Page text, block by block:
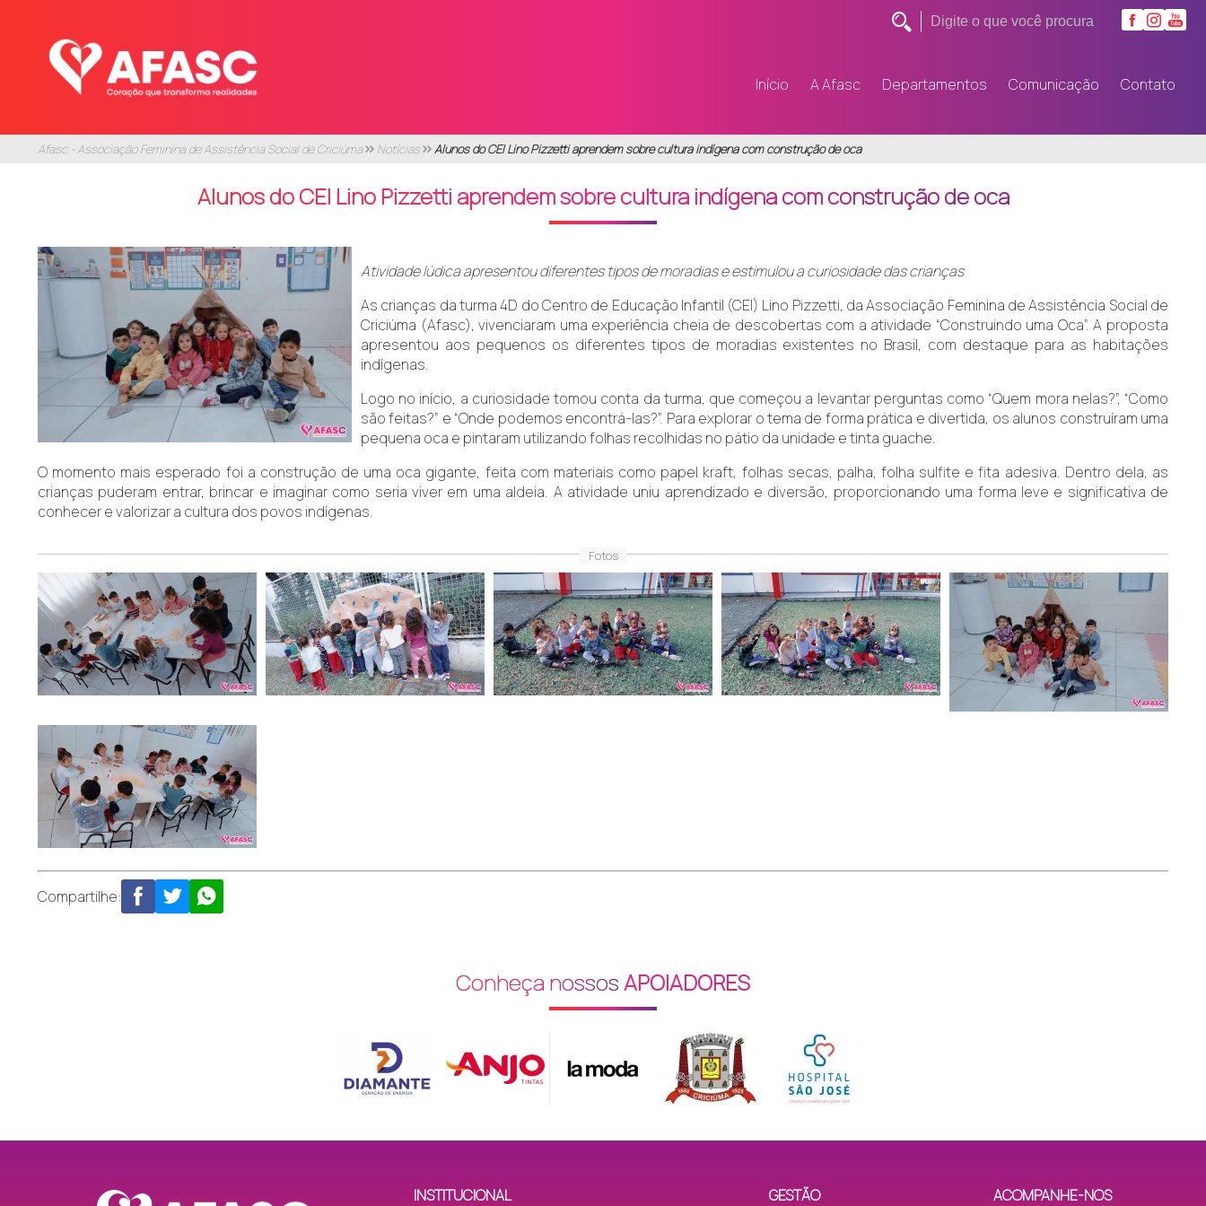
Início A Afasc Departamentos Comunicação Contato
Afasc - Associação Feminina de Assistência Social de Criciúma Notícias Alunos do CEI Lino Pizzetti aprendem sobre cultura indígena com construção de oca
Alunos do CEI Lino Pizzetti aprendem sobre cultura indígena com construção de oca
Atividade lúdica apresentou diferentes tipos de moradias e estimulou a curiosidade das crianças
As crianças da turma 4D do Centro de Educação Infantil (CEI) Lino Pizzetti, da Associação Feminina de Assistência Social de
Criciúma (Afasc), vivenciaram uma experiência cheia de descobertas com a atividade “Construindo uma Oca”. A proposta
apresentou aos pequenos os diferentes tipos de moradias existentes no Brasil, com destaque para as habitações
indígenas.
Logo no início, a curiosidade tomou conta da turma, que começou a levantar perguntas como “Quem mora nelas?”, “Como
são feitas?” e “Onde podemos encontrá-las?”. Para explorar o tema de forma prática e divertida, os alunos construíram uma
pequena oca e pintaram utilizando folhas recolhidas no pátio da unidade e tinta guache.
O momento mais esperado foi a construção de uma oca gigante, feita com materiais como papel kraft, folhas secas, palha, folha sulfite e fita adesiva. Dentro dela, as
crianças puderam entrar, brincar e imaginar como seria viver em uma aldeia. A atividade uniu aprendizado e diversão, proporcionando uma forma leve e significativa de
conhecer e valorizar a cultura dos povos indígenas.
Fotos
Compartilhe:
Conheça nossosAPOIADORES
INSTITUCIONAL GESTÃO ACOMPANHE-NOS